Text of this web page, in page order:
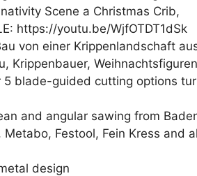
Scene a Christmas Crib,
https://youtu.be/WjfOTDT1dSk
von einer Krippenlandschaft
Krippenbauer, Weihnachtsfiguren
5 blade-guided cutting options
and angular sawing from
Festool, Fein Kress and
design